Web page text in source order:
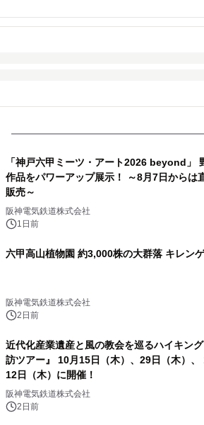
「神戸六甲ミーツ・アート2026 beyond」
作品をパワーアップ展示！ ～8月7日からは
販売～
阪神電気鉄道株式会社
1日前
六甲高山植物園 約3,000株の大群落 キレン
阪神電気鉄道株式会社
2日前
近代化産業遺産と風の教会を巡るハイキン
訪ツアー』 10月15日（木）、29日（木）、
12日（木）に開催！
阪神電気鉄道株式会社
2日前